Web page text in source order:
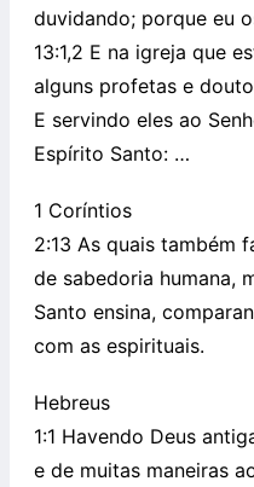
duvidando; porque eu
13:1,2 E na igreja que
alguns profetas e
E servindo eles ao
Espírito Santo: …
1 Coríntios
2:13 As quais também
de sabedoria humana,
Santo ensina,
com as espirituais.
Hebreus
1:1 Havendo Deus
e de muitas maneiras